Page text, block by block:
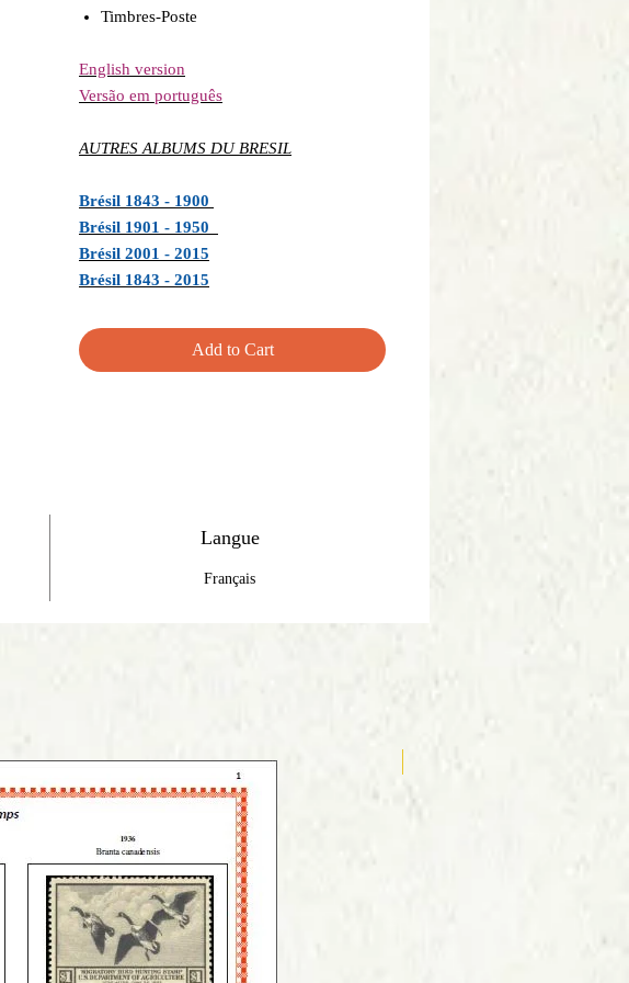
Timbres-Poste
English version
Versão em português
AUTRES ALBUMS DU BRESIL
Brésil 1843 - 1900
Brésil 1901 - 1950
Brésil 2001 - 2015
Brésil 1843 - 2015
Add to Cart
Langue
Français